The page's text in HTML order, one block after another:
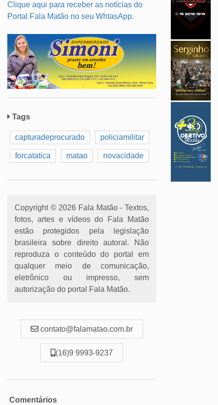
Clique aqui para receber as notícias do
Portal Fala Matão no seu WhtasApp.
Tags
capturadeprocurado policiamilitar
forcatatica matao novacidade
Copyright © 2026 Fala Matão - Textos,
fotos, artes e vídeos do Fala Matão
estão protegidos pela legislação
brasileira sobre direito autoral. Não
reproduza o conteúdo do portal em
qualquer meio de comunicação,
eletrônico ou impresso, sem
autorização do portal Fala Matão.
contato@falamatao.com.br
(16)9 9993-9237
Comentários